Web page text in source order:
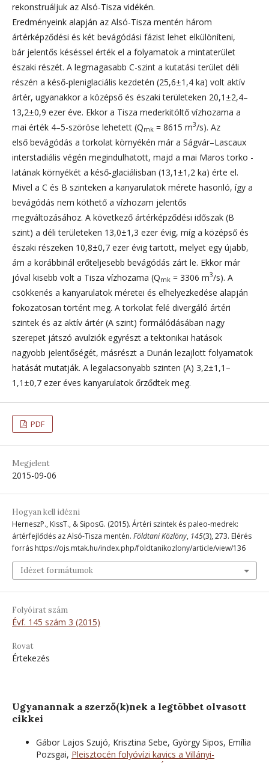
rekonstruáljuk az Alsó-Tisza vidékén.
Eredményeink alapján az Alsó-Tisza mentén három
ártérképződési és két bevágódási fázist lehet elkülöníteni,
bár jelentős késéssel érték el a folyamatok a mintaterület
északi részét. A legmagasabb C-szint a kutatási terület déli
részén a késő-pleniglaciális kezdetén (25,6±1,4 ka) volt aktív
ártér, ugyanakkor a középső és északi területeken 20,1±2,4–
13,2±0,9 ezer éve. Ekkor a Tisza mederkitöltő vízhozama a
mai érték 4–5-szöröse lehetett (Qmk = 8615 m3/s). Az
első bevágódás a torkolat környékén már a Ságvár–Lascaux
interstadiális végén megindulhatott, majd a mai Maros torko -
latának környékét a késő-glaciálisban (13,1±1,2 ka) érte el.
Mivel a C és B szinteken a kanyarulatok mérete hasonló, így a
bevágódás nem köthető a vízhozam jelentős
megváltozásához. A következő ártérképződési időszak (B
szint) a déli területeken 13,0±1,3 ezer évig, míg a középső és
északi részeken 10,8±0,7 ezer évig tartott, melyet egy újabb,
ám a korábbinál erőteljesebb bevágódás zárt le. Ekkor már
jóval kisebb volt a Tisza vízhozama (Qmk = 3306 m3/s). A
csökkenés a kanyarulatok méretei és elhelyezkedése alapján
fokozatosan történt meg. A torkolat felé divergáló ártéri
szintek és az aktív ártér (A szint) formálódásában nagy
szerepet játszó avulziók egyrészt a tektonikai hatások
nagyobb jelentőségét, másrészt a Dunán lezajlott folyamatok
hatását mutatják. A legalacsonyabb szinten (A) 3,2±1,1–
1,1±0,7 ezer éves kanyarulatok őrződtek meg.
PDF
Megjelent
2015-09-06
Hogyan kell idézni
HerneszP., KissT., & SiposG. (2015). Ártéri szintek és paleo-medrek:
ártérfejlődés az Alsó-Tisza mentén. Földtani Közlöny, 145(3), 273. Elérés
forrás https://ojs.mtak.hu/index.php/foldtanikozlony/article/view/136
Idézet formátumok
Folyóirat szám
Évf. 145 szám 3 (2015)
Rovat
Értekezés
Ugyanannak a szerző(k)nek a legtöbbet olvasott
cikkei
Gábor Lajos Szujó, Krisztina Sebe, György Sipos, Emília
Pozsgai, Pleisztocén folyóvízi kavics a Villányi-